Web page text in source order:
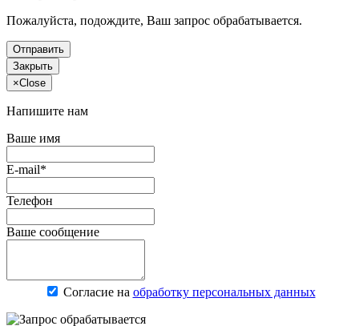
Пожалуйста, подождите, Ваш запрос обрабатывается.
Отправить
Закрыть
×Close
Напишите нам
Ваше имя
E-mail*
Телефон
Ваше сообщение
Согласие на обработку персональных данных